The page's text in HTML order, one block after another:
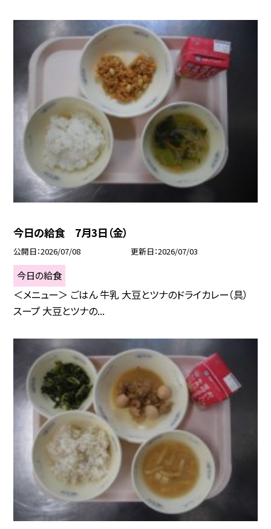
今日の給食 7月3日（金）
公開日 2026/07/08 更新日 2026/07/03
今日の給食
＜メニュー＞ ごはん 牛乳 大豆とツナのドライカレー（具）
スープ 大豆とツナの...